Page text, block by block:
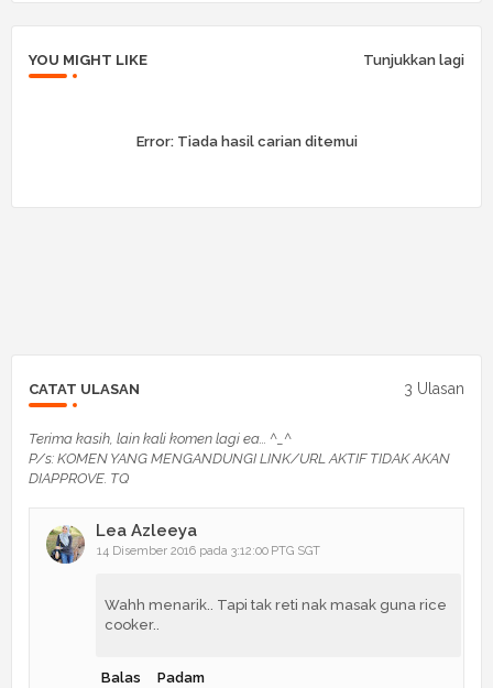
YOU MIGHT LIKE Tunjukkan lagi
Error:Tiada hasil carian ditemui
CATAT ULASAN 3 Ulasan
Terima kasih, lain kali komen lagi ea... ^_^
P/s: KOMEN YANG MENGANDUNGI LINK/URL AKTIF TIDAK AKAN
DIAPPROVE. TQ
Lea Azleeya
14 Disember 2016 pada 3:12:00 PTG SGT
Wahh menarik.. Tapi tak reti nak masak guna rice
cooker..
Balas Padam